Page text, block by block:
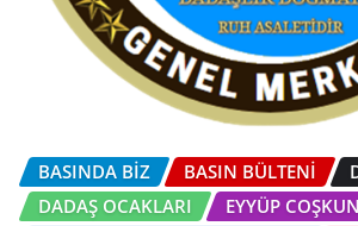
BASINDA BİZ BASIN BÜLTENI
DADAŞ OCAKLARI
EYYÜP COŞKUN